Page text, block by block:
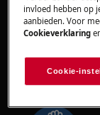
invloed hebben op
aanbieden. Voor
Cookieverklaring
Cookie-